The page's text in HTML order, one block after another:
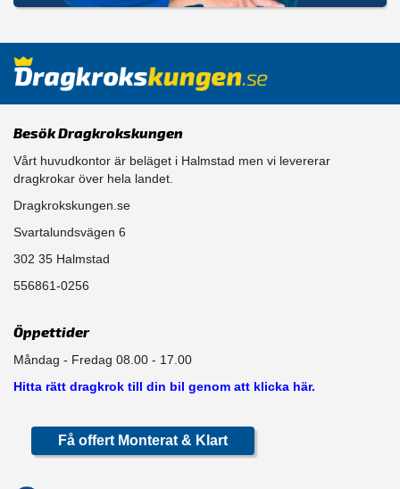
Besök Dragkrokskungen
Vårt huvudkontor är beläget i Halmstad men vi levererar
dragkrokar över hela landet.
Dragkrokskungen.se
Svartalundsvägen 6
302 35 Halmstad
556861-0256
Öppettider
Måndag - Fredag 08.00 - 17.00
Hitta rätt dragkrok till din bil genom att klicka här.
Få offert Monterat & Klart